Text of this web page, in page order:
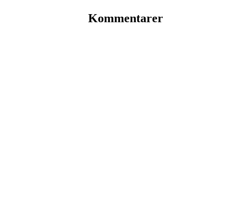
Kommentarer